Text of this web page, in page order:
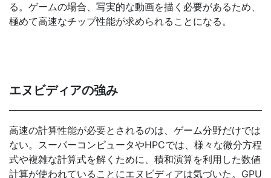
る。ゲームの場合、写実的な動画を描く必要があるため、
極めて高速なチップ性能が求められることになる。
エヌビディアの強み
高速の計算性能が必要とされるのは、ゲーム分野だけでは
ない。スーパーコンピュータやHPCでは、様々な微分方程
式や複雑な計算式を解くために、積和演算を利用した数値
計算が使われていることにエヌビディアは気づいた。GPU